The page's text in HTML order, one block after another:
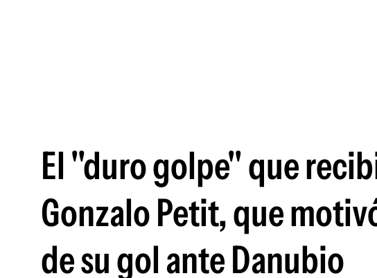
El "duro golpe" que
Gonzalo Petit, que
de su gol ante Danubio